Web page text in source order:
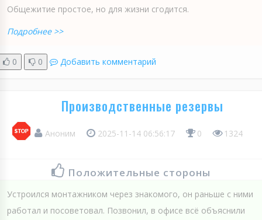
Общежитие простое, но для жизни сгодится.
Подробнее >>
0 0 Добавить комментарий
Производственные резервы
Аноним 2025-11-14 06:56:17 0 1324
Положительные стороны
Устроился монтажником через знакомого, он раньше с ними
работал и посоветовал. Позвонил, в офисе всё объяснили